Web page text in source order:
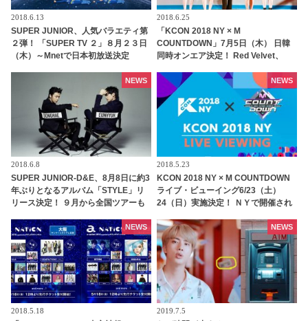
2018.6.13
SUPER JUNIOR、人気バラエティ第
２弾！ 「SUPER TV ２」８月２３日
（木）～Mnetで日本初放送決定
2018.6.25
「KCON 2018 NY × M
COUNTDOWN」7月5日（木） 日韓
同時オンエア決定！ Red Velvet、
が熱いパフォーマンス
2018.6.8
SUPER JUNIOR-D&E、8月8日に約3
年ぶりとなるアルバム「STYLE」リ
リース決定！ ９月から全国ツアーも
NEWS
2018.5.23
KCON 2018 NY × M COUNTDOWN
ライブ・ビューイング6/23（土）
24（日）実施決定！ ＮＹで開催され
全中継！ Wanna One、
PENTAGON、Red Velvet、SUPER
JUNIORら出演
NEWS
2018.5.18
NEWS
2019.7.5
NEWS